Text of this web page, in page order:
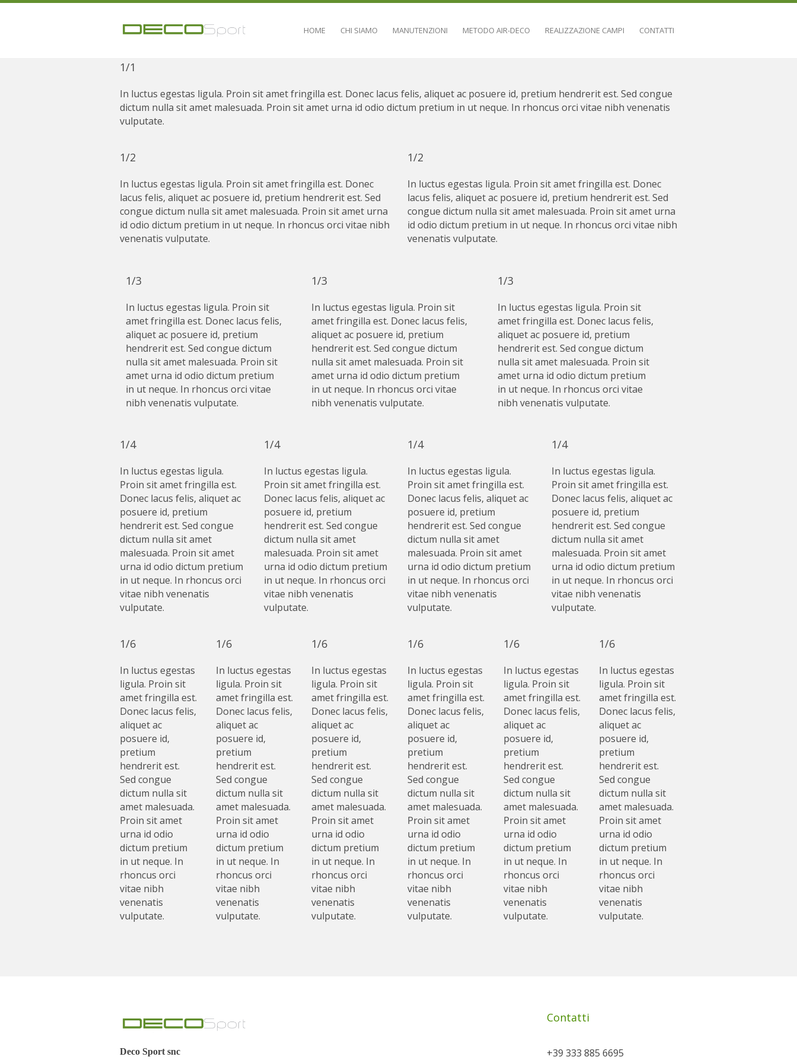
HOME CHI SIAMO MANUTENZIONI METODO AIR-DECO REALIZZAZIONE CAMPI CONTATTI
1/1
In luctus egestas ligula. Proin sit amet fringilla est. Donec lacus felis, aliquet ac posuere id, pretium hendrerit est. Sed congue
dictum nulla sit amet malesuada. Proin sit amet urna id odio dictum pretium in ut neque. In rhoncus orci vitae nibh venenatis
vulputate.
1/2
In luctus egestas ligula. Proin sit amet fringilla est. Donec
lacus felis, aliquet ac posuere id, pretium hendrerit est. Sed
congue dictum nulla sit amet malesuada. Proin sit amet urna
id odio dictum pretium in ut neque. In rhoncus orci vitae nibh
venenatis vulputate.
1/2
In luctus egestas ligula. Proin sit amet fringilla est. Donec
lacus felis, aliquet ac posuere id, pretium hendrerit est. Sed
congue dictum nulla sit amet malesuada. Proin sit amet urna
id odio dictum pretium in ut neque. In rhoncus orci vitae nibh
venenatis vulputate.
1/3
In luctus egestas ligula. Proin sit
amet fringilla est. Donec lacus felis,
aliquet ac posuere id, pretium
hendrerit est. Sed congue dictum
nulla sit amet malesuada. Proin sit
amet urna id odio dictum pretium
in ut neque. In rhoncus orci vitae
nibh venenatis vulputate.
1/3
In luctus egestas ligula. Proin sit
amet fringilla est. Donec lacus felis,
aliquet ac posuere id, pretium
hendrerit est. Sed congue dictum
nulla sit amet malesuada. Proin sit
amet urna id odio dictum pretium
in ut neque. In rhoncus orci vitae
nibh venenatis vulputate.
1/3
In luctus egestas ligula. Proin sit
amet fringilla est. Donec lacus felis,
aliquet ac posuere id, pretium
hendrerit est. Sed congue dictum
nulla sit amet malesuada. Proin sit
amet urna id odio dictum pretium
in ut neque. In rhoncus orci vitae
nibh venenatis vulputate.
1/4
In luctus egestas ligula.
Proin sit amet fringilla est.
Donec lacus felis, aliquet ac
posuere id, pretium
hendrerit est. Sed congue
dictum nulla sit amet
malesuada. Proin sit amet
urna id odio dictum pretium
in ut neque. In rhoncus orci
vitae nibh venenatis
vulputate.
1/4
In luctus egestas ligula.
Proin sit amet fringilla est.
Donec lacus felis, aliquet ac
posuere id, pretium
hendrerit est. Sed congue
dictum nulla sit amet
malesuada. Proin sit amet
urna id odio dictum pretium
in ut neque. In rhoncus orci
vitae nibh venenatis
vulputate.
1/4
In luctus egestas ligula.
Proin sit amet fringilla est.
Donec lacus felis, aliquet ac
posuere id, pretium
hendrerit est. Sed congue
dictum nulla sit amet
malesuada. Proin sit amet
urna id odio dictum pretium
in ut neque. In rhoncus orci
vitae nibh venenatis
vulputate.
1/4
In luctus egestas ligula.
Proin sit amet fringilla est.
Donec lacus felis, aliquet ac
posuere id, pretium
hendrerit est. Sed congue
dictum nulla sit amet
malesuada. Proin sit amet
urna id odio dictum pretium
in ut neque. In rhoncus orci
vitae nibh venenatis
vulputate.
1/6
In luctus egestas
ligula. Proin sit
amet fringilla est.
Donec lacus felis,
aliquet ac
posuere id,
pretium
hendrerit est.
Sed congue
dictum nulla sit
amet malesuada.
Proin sit amet
urna id odio
dictum pretium
in ut neque. In
rhoncus orci
vitae nibh
venenatis
vulputate.
1/6
In luctus egestas
ligula. Proin sit
amet fringilla est.
Donec lacus felis,
aliquet ac
posuere id,
pretium
hendrerit est.
Sed congue
dictum nulla sit
amet malesuada.
Proin sit amet
urna id odio
dictum pretium
in ut neque. In
rhoncus orci
vitae nibh
venenatis
vulputate.
1/6
In luctus egestas
ligula. Proin sit
amet fringilla est.
Donec lacus felis,
aliquet ac
posuere id,
pretium
hendrerit est.
Sed congue
dictum nulla sit
amet malesuada.
Proin sit amet
urna id odio
dictum pretium
in ut neque. In
rhoncus orci
vitae nibh
venenatis
vulputate.
1/6
In luctus egestas
ligula. Proin sit
amet fringilla est.
Donec lacus felis,
aliquet ac
posuere id,
pretium
hendrerit est.
Sed congue
dictum nulla sit
amet malesuada.
Proin sit amet
urna id odio
dictum pretium
in ut neque. In
rhoncus orci
vitae nibh
venenatis
vulputate.
1/6
In luctus egestas
ligula. Proin sit
amet fringilla est.
Donec lacus felis,
aliquet ac
posuere id,
pretium
hendrerit est.
Sed congue
dictum nulla sit
amet malesuada.
Proin sit amet
urna id odio
dictum pretium
in ut neque. In
rhoncus orci
vitae nibh
venenatis
vulputate.
1/6
In luctus egestas
ligula. Proin sit
amet fringilla est.
Donec lacus felis,
aliquet ac
posuere id,
pretium
hendrerit est.
Sed congue
dictum nulla sit
amet malesuada.
Proin sit amet
urna id odio
dictum pretium
in ut neque. In
rhoncus orci
vitae nibh
venenatis
vulputate.
Deco Sport snc
Contatti
+39 333 885 6695